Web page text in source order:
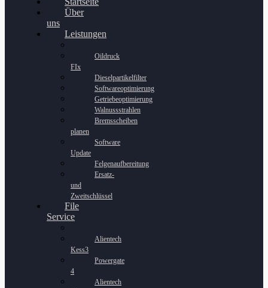
Über
uns
Leistungen
Oildruck
FIx
Dieselpartikelfilter
Softwareoptimierung
Getriebeoptimierung
Walnussstrahlen
Bremsscheiben
planen
Software
Update
Felgenaufbereitung
Ersatz-
und
Zweitschlüssel
File
Service
Alientech
Kess3
Powergate
4
Alientech